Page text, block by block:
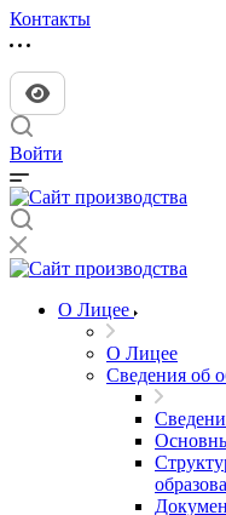
Контакты
Войти
О Лицее
О Лицее
Сведения об